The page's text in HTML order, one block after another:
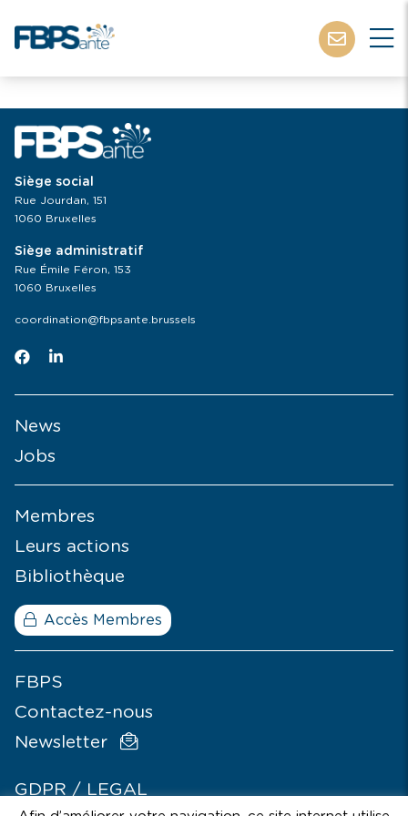
Siège social
Rue Jourdan, 151
1060 Bruxelles
Siège administratif
Rue Émile Féron, 153
1060 Bruxelles
coordination@fbpsante.brussels
News
Jobs
Membres
Leurs actions
Bibliothèque
Accès Membres
FBPS
Contactez-nous
Newsletter
GDPR / LEGAL